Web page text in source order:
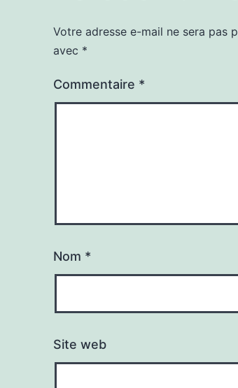
Votre adresse e-mail ne sera pas
avec *
Commentaire *
Nom *
Site web